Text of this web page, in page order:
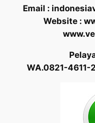
Email :
Website :
WA.0821-4611-